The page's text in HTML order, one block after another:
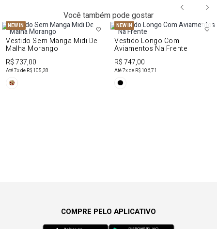
Você também pode gostar
NEW IN
Vestido Sem Manga Midi De
Malha Morango
R$ 737,00
Até7x de R$ 105,28
NEW IN
Vestido Longo Com
Aviamentos Na Frente
R$ 747,00
Até7x de R$ 106,71
COMPRE PELO APLICATIVO